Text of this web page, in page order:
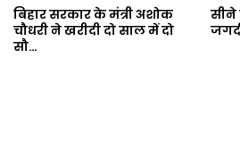
बिहार सरकार के मंत्री अशोक
चौधरी ने खरीदी दो साल में दो
सौ…
सीने